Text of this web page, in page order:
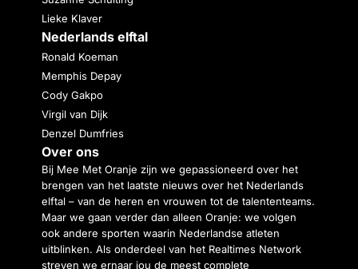
Lieke Klaver
Nederlands elftal
Ronald Koeman
Memphis Depay
Cody Gakpo
Virgil van Dijk
Denzel Dumfries
Over ons
Bij Mee Met Oranje zijn we gepassioneerd over het
brengen van het laatste nieuws over het Nederlands
elftal – van de heren en vrouwen tot de talententeams.
Maar we gaan verder dan alleen Oranje: we volgen
ook andere sporten waarin Nederlandse atleten
uitblinken. Als onderdeel van het Realtimes Network
streven we ernaar jou de meest complete